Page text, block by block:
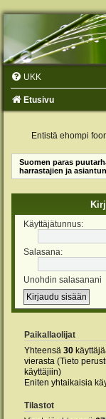
UKK
Etusivu
Entistä ehompi
Suomen paras
harrastajien ja
Käyttäjätunnus:
Salasana:
Unohdin salasanani
Paikallaolijat
Yhteensä 30
vierasta (Tieto
käyttäjiin)
Eniten yhtaikaisia
Tilastot